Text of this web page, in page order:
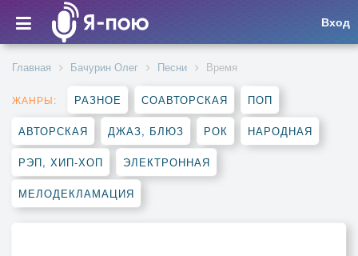
Вход
Главная Бачурин Олег Песни Время
ЖАНРЫ: РАЗНОЕ СОАВТОРСКАЯ ПОП
АВТОРСКАЯ ДЖАЗ, БЛЮЗ РОК НАРОДНАЯ
РЭП, ХИП-ХОП ЭЛЕКТРОННАЯ
МЕЛОДЕКЛАМАЦИЯ